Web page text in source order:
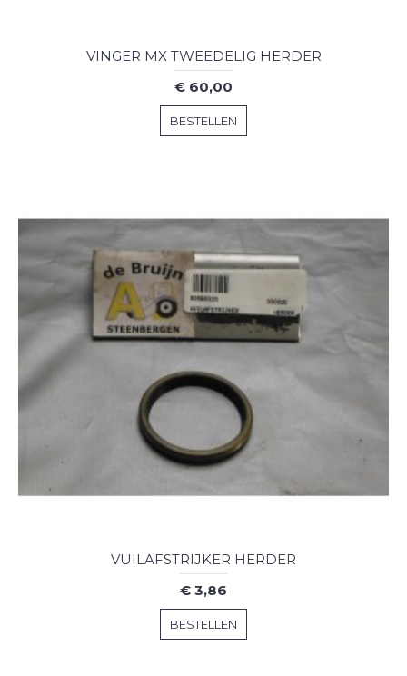
VINGER MX TWEEDELIG HERDER
€ 60,00
BESTELLEN
VUILAFSTRIJKER HERDER
€ 3,86
BESTELLEN